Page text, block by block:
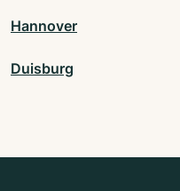
Hannover
Duisburg